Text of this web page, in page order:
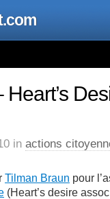
in actions
Tilman Braun pour
(Heart’s desire